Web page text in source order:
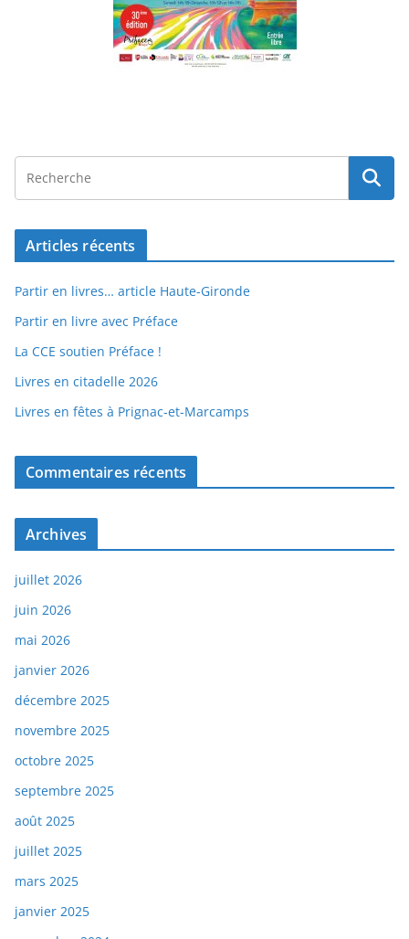
Articles récents
Partir en livres… article Haute-Gironde
Partir en livre avec Préface
La CCE soutien Préface !
Livres en citadelle 2026
Livres en fêtes à Prignac-et-Marcamps
Commentaires récents
Archives
juillet 2026
juin 2026
mai 2026
janvier 2026
décembre 2025
novembre 2025
octobre 2025
septembre 2025
août 2025
juillet 2025
mars 2025
janvier 2025